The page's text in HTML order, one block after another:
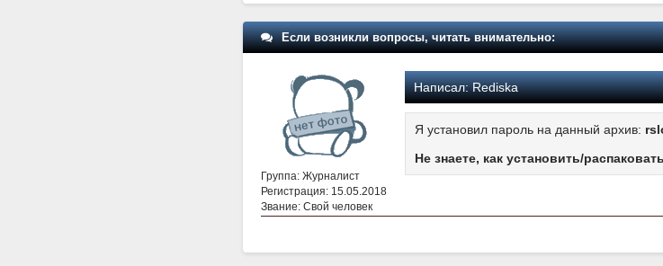
Если возникли вопросы, читать внимательно:
Группа: Журналист
Регистрация: 15.05.2018
Звание: Свой человек
Написал:Rediska
Я установил пароль на данный архив:
Не знаете, как установить/